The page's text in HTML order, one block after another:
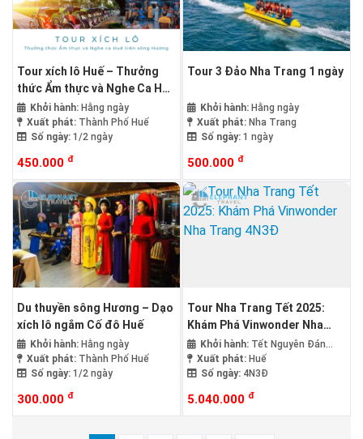
Tour xích lô Huế – Thưởng
thức Ẩm thực và Nghe Ca Huế
trên sông Hương
Khởi hành: Hằng ngày
Xuất phát: Thành Phố Huế
Số ngày: 1/2 ngày
450.000 đ
Tour 3 Đảo Nha Trang 1 ngày
Khởi hành: Hằng ngày
Xuất phát: Nha Trang
Số ngày: 1 ngày
500.000 đ
Du thuyền sông Hương – Dạo
xích lô ngắm Cố đô Huế
Khởi hành: Hằng ngày
Xuất phát: Thành Phố Huế
Số ngày: 1/2 ngày
300.000 đ
Tour Nha Trang Tết 2025:
Khám Phá Vinwonder Nha
Trang 4N3Đ
Khởi hành: Tết Nguyên Đán
2025Xuất phát: Huế
Số ngày: 4N3Đ
5.040.000 đ